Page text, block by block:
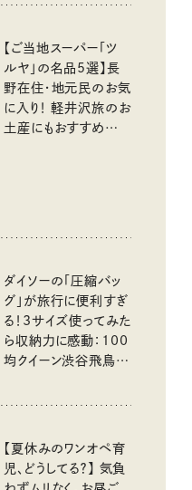
【ご当地スーパー「ツ
ルヤ」の名品5選】長
野在住・地元民のお気
に入り！ 軽井沢旅のお
土産にもおすすめのお
ダイソーの「圧縮バッ
グ」が旅行に便利すぎ
る！3サイズ使ってみた
ら収納力に感動：100
均クイーン渋谷飛鳥の
【夏休みのワンオペ育
児、どうしてる？】 気負